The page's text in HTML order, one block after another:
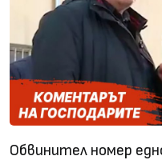
Обвинител номер